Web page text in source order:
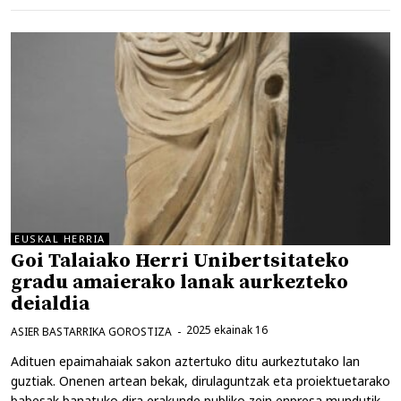
EUSKAL HERRIA
Goi Talaiako Herri Unibertsitateko
gradu amaierako lanak aurkezteko
deialdia
2025 ekainak 16
ASIER BASTARRIKA GOROSTIZA
Adituen epaimahaiak sakon aztertuko ditu aurkeztutako lan
guztiak. Onenen artean bekak, dirulaguntzak eta proiektuetarako